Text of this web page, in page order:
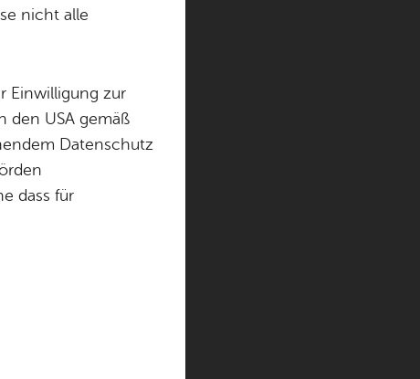
Suche
Der
und
nicht alle
Einwilligung zur
den USA gemäß
Datenschutz
dass für